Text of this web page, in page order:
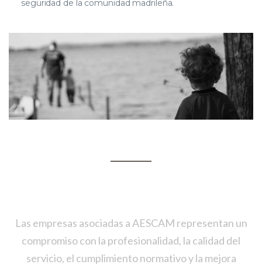
seguridad de la comunidad madrileña.
Las empresas asociadas a AESCAM representan un
compromiso con la profesionalidad, la calidad del
servicio, el cumplimiento normativo y la mejora